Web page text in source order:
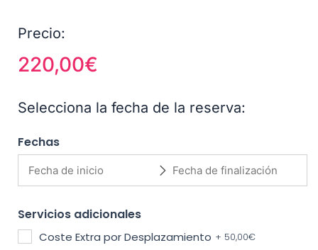
Precio:
220,00€
Selecciona la fecha de la reserva:
Fechas
Servicios adicionales
Coste Extra por Desplazamiento + 50,00€